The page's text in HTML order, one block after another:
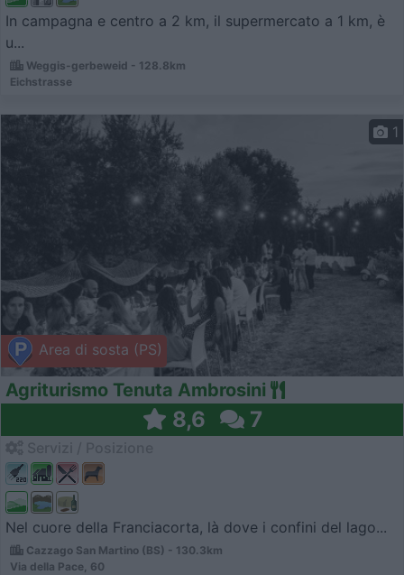
In campagna e centro a 2 km, il supermercato a 1 km, è
u...
Weggis-gerbeweid - 128.8km
Eichstrasse
Area di sosta (PS)
1
Agriturismo Tenuta Ambrosini
8,6 7
Nel cuore della Franciacorta, là dove i confini del lago...
Cazzago San Martino (BS) - 130.3km
Via della Pace, 60